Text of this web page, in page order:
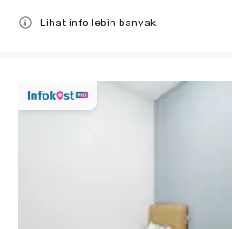
Lihat info lebih banyak